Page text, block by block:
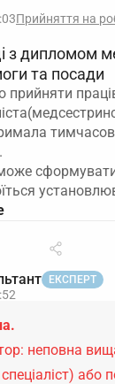
Прийняття на
з дипломом
та посади
прийняти
ЕКСПЕРТ
неповна
або